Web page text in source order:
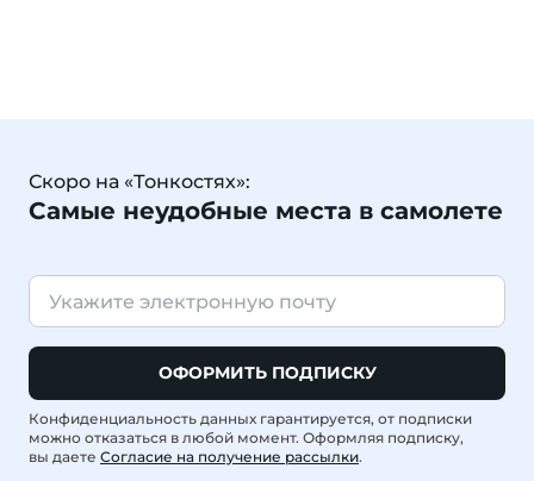
Скоро на «Тонкостях»:
Самые неудобные места в самолете
ОФОРМИТЬ ПОДПИСКУ
Конфиденциальность данных гарантируется, от подписки
можно отказаться в любой момент. Оформляя подписку,
вы даете Согласие на получение рассылки.